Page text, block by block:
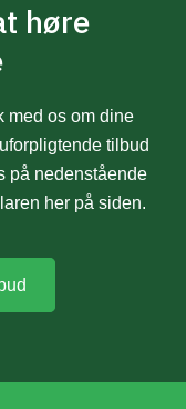
høre
med os om dine
tilbud
på nedenstående
her på siden.